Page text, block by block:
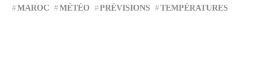
MAROC MÉTÉO PRÉVISIONS TEMPÉRATURES